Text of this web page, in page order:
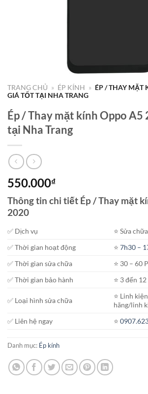
TRANG CHỦ » ÉP KÍNH » ÉP / THAY MẶT
GIÁ TỐT TẠI NHA TRANG
Ép / Thay mặt kính Oppo A5
tại Nha Trang
550.000₫
Thông tin chi tiết Ép / Thay mặt
2020
✅ Dịch vụ
⭐️ Sửa
✅ Thời gian hoạt động
⭐️7h30 –
✅ Thời gian sửa chữa
⭐️ 30 – 60
✅ Thời gian bảo hành
⭐️ 3 đến
✅ Loại hình sửa chữa
⭐️ Linh
hãng/linh
✅ Liên hệ ngay
⭐️
Danh mục: Ép kính